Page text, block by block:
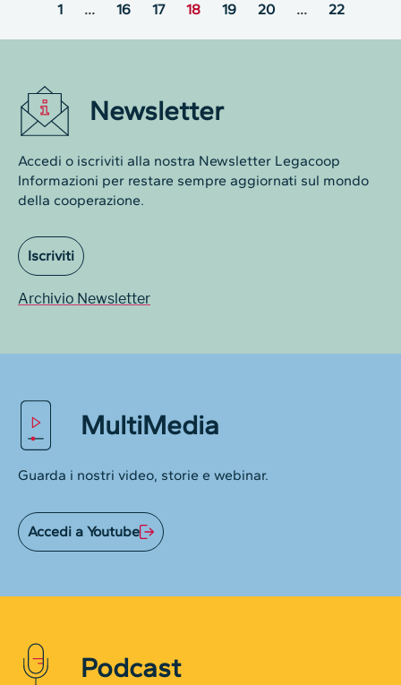
1 … 16 17 18 19 20 … 22
Newsletter
Accedi o iscriviti alla nostra Newsletter Legacoop
Informazioni per restare sempre aggiornati sul mondo
della cooperazione.
Iscriviti
Archivio Newsletter
MultiMedia
Guarda i nostri video, storie e webinar.
Accedi a Youtube
Podcast